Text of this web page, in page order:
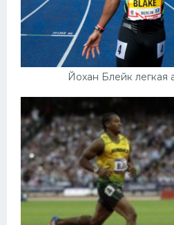
Йохан Блейк легкая